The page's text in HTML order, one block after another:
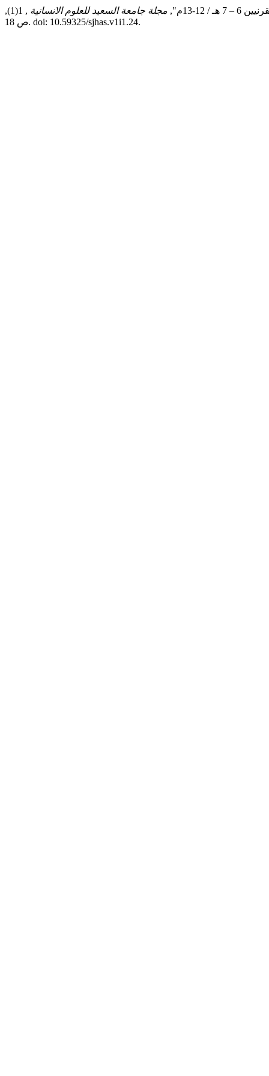
مجلة جامعة السعيد للعلوم الانسانية
, 1(1),
ص 18. doi: 10.59325/sjhas.v1i1.24.